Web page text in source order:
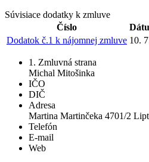
Súvisiace dodatky k zmluve
Číslo
Dodatok č.1 k nájomnej zmluve 10.
1. Zmluvná strana
Michal Mitošinka
IČO
DIČ
Adresa
Martina Martinčeka 4701/2
Telefón
E-mail
Web